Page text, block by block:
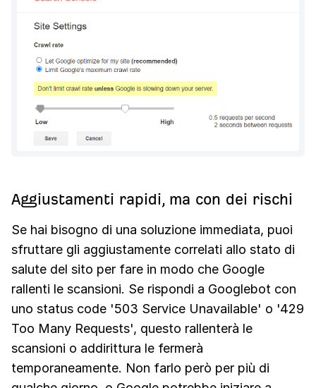
Aggiustamenti rapidi, ma con dei rischi
Se hai bisogno di una soluzione immediata, puoi
sfruttare gli aggiustamente correlati allo stato di
salute del sito per fare in modo che Google
rallenti le scansioni. Se rispondi a Googlebot con
uno status code '503 Service Unavailable' o '429
Too Many Requests', questo rallenterà le
scansioni o addirittura le fermerà
temporaneamente. Non farlo però per più di